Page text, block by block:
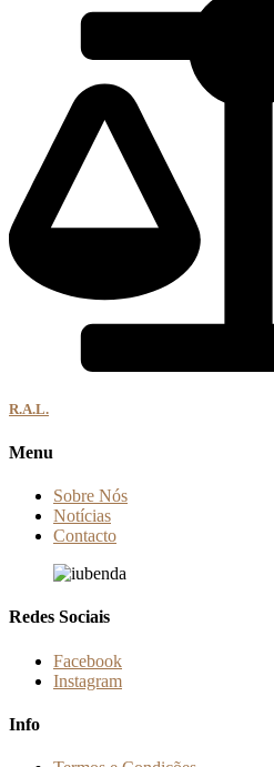
R.A.L.
Menu
Sobre Nós
Notícias
Contacto
Redes Sociais
Facebook
Instagram
Info